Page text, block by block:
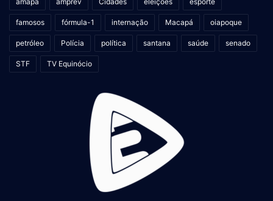
famosos fórmula-1 internação Macapá oiapoque
petróleo Polícia política santana saúde senado
STF TV Equinócio